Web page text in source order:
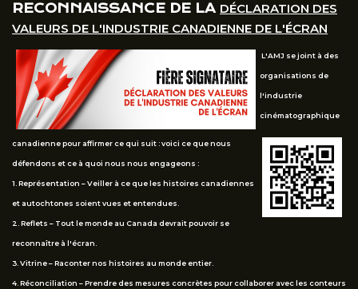
RECONNAISSANCE DE LA DÉCLARATION DES
VALEURS DE L'INDUSTRIE CANADIENNE DE L'ÉCRAN
L'AMJ se joint à des
organisations de
l'industrie
cinématographique
canadienne pour affirmer ce qui suit : voici ce que nous
défendons et ce à quoi nous nous engageons :
1. Représentation – Veiller à ce que les histoires canadiennes
et autochtones soient vues et entendues.
2. Reflets – Tout le monde au Canada devrait pouvoir se
reconnaître à l'écran.
3. Vitrine – Raconter nos histoires au monde entier.
4. Réconciliation – Prendre des mesures concrètes pour collaborer avec les conteurs